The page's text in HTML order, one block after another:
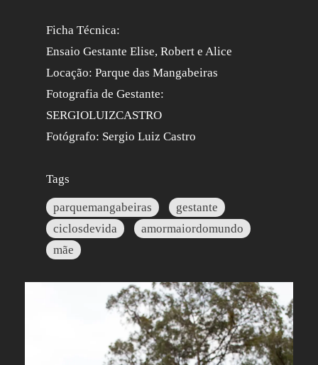
Ficha Técnica:
Ensaio Gestante Elise, Robert e Alice
Locação: Parque das Mangabeiras
Fotografia de Gestante:
SERGIOLUIZCASTRO
Fotógrafo: Sergio Luiz Castro
Tags
parquemangabeiras
gestante
ciclosdevida
amormaiordomundo
mãe